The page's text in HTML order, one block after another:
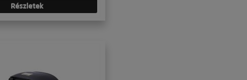
Részletek